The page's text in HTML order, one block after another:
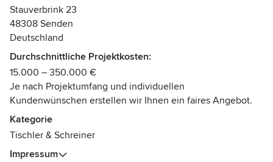
qualifizierten Fachkräfte, ausgebildeten Tischler und
Tischlermeister sowie ein Maschinenpark der neuesten
Generation ermöglichen einzigartige Detaillösungen und
ist die perfekte Umsetzung individueller Kundenwünsche
in Qualität, Funktionalität und Design.
Unsere Spezialitäten liegen in den Bereichen Praxis- &
Büroeinrichtung Küchen, Wohn- und Schlafbereiche, Bad
und Wellness sowie Sauna und Ladeneinrichtung.
Als erfahrener Partner für Innenarchitekten, Planungsbüros
Stauverbrink 23
48308 Senden
Deutschland
Durchschnittliche Projektkosten:
15.000 – 350.000 €
Je nach Projektumfang und individuellen
Kundenwünschen erstellen wir Ihnen ein faires Angebot.
Kategorie
Tischler & Schreiner
Impressum